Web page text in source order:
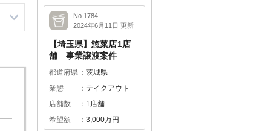
No.1784
2024年6月11日 更新
【埼玉県】惣菜店1店
舗 事業譲渡案件
都道府県
茨城県
業態
テイクアウト
店舗数
1店舗
希望額
3,000万円